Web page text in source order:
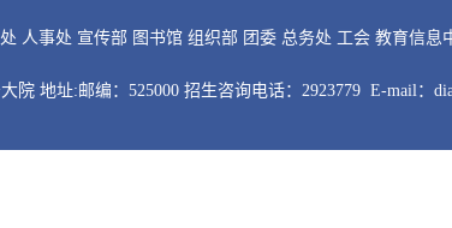
人事处 宣传部 图书馆 组织部 团委 总务处 工会 教育信息
院 地址:邮编：525000 招生咨询电话：2923779 E-mail：